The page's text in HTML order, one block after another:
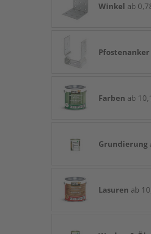
Winkel ab
Pfostenanker
Farben ab
Grundierung
Lasuren ab